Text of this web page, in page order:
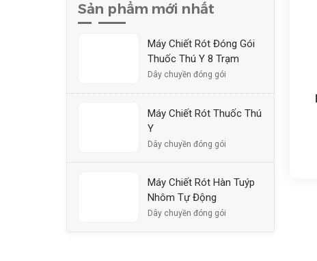
Sản phẩm mới nhất
Máy Chiết Rót Đóng Gói
Thuốc Thú Y 8 Trạm
Dây chuyền đóng gói
Máy Chiết Rót Thuốc Thú
Y
Dây chuyền đóng gói
Máy Chiết Rót Hàn Tuýp
Nhôm Tự Động
Dây chuyền đóng gói